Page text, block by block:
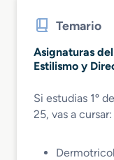
Temario
Asignaturas
Estilismo y
Si estudias 1º
25, vas a cursar: